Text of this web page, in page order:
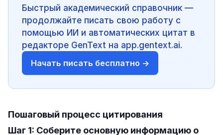
Быстрый академический справочник —
продолжайте писать свою работу с
помощью ИИ и автоматических цитат в
редакторе GenText на app.gentext.ai.
Начать писать бесплатно →
Пошаговый процесс цитирования
Шаг 1: Соберите основную информацию о